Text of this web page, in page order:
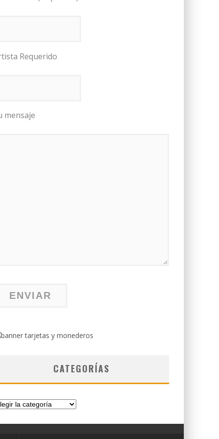
Requerido
mensaje
CATEGORÍAS